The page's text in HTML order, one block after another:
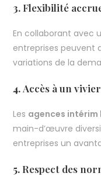
3. Flexibilité
En collaborant avec
entreprises peuvent
variations de la
4. Accès à un
Les agences intérim
main-d’œuvre
entreprises un
5. Respect des